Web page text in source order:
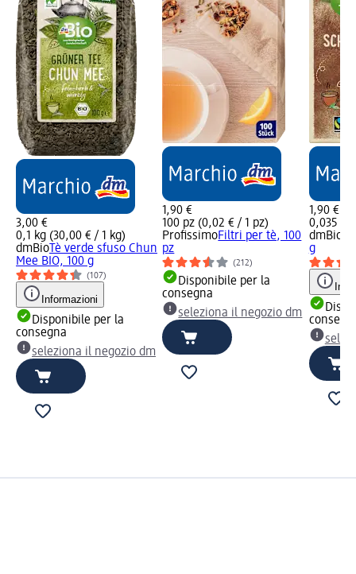
3,00 €
0,1 kg (30,00 € / 1 kg)
dmBio Tè verde sfuso Chun
Mee BIO, 100 g
(107)
Informazioni
Disponibile per la
consegna
seleziona il negozio dm
1,90 €
100 pz (0,02 € / 1 pz)
ProfissimoFiltri per tè, 100
pz
(212)
Disponibile per la
consegna
seleziona il negozio dm
1,90 €
0,035 kg
dmBio
g